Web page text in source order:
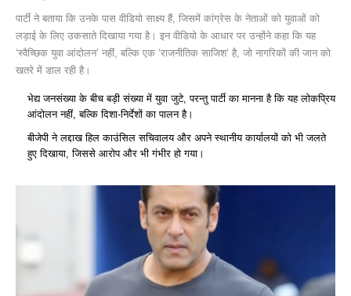
पार्टी ने बताया कि उनके पास वीडियो साक्ष्य हैं, जिसमें कांग्रेस के नेताओं को युवाओं को
लड़ाई के लिए उकसाते दिखाया गया है। इन वीडियो के आधार पर उन्होंने कहा कि यह
‘स्वैच्छिक युवा आंदोलन’ नहीं, बल्कि एक ‘राजनीतिक साजिश’ है, जो नागरिकों की जान को
खतरे में डाल रही है।
भेद्य जनसंख्या के बीच बड़ी संख्या में युवा जुटे, परन्तु पार्टी का मानना है कि यह लोकप्रिय
आंदोलन नहीं, बल्कि दिशा-निर्देशों का पालन है।
बीजेपी ने लद्दाख हिल काउंसिल सचिवालय और अपने स्थानीय कार्यालयों को भी जलते
हुए दिखाया, जिससे आरोप और भी गंभीर हो गया।